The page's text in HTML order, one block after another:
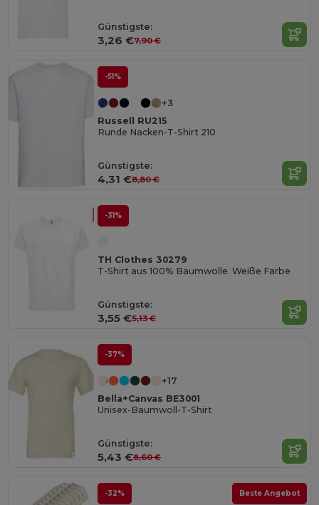
Günstigste:
3,26 €7,90 €
-51%
+3
Russell RU215
Runde Nacken-T-Shirt 210
Günstigste:
4,31 €8,80 €
-31%
TH Clothes 30279
T-Shirt aus 100% Baumwolle. Weiße Farbe
Günstigste:
3,55 €5,13 €
-37%
+17
Bella+Canvas BE3001
Unisex-Baumwoll-T-Shirt
Günstigste:
5,43 €8,60 €
-32% Beste Angebot